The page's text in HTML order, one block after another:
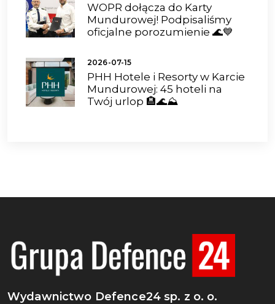
WOPR dołącza do Karty
Mundurowej! Podpisaliśmy
oficjalne porozumienie 🌊💙
2026-07-15
PHH Hotele i Resorty w Karcie
Mundurowej: 45 hoteli na
Twój urlop 🏨🌊⛰️
Wydawnictwo Defence24 sp. z o. o.